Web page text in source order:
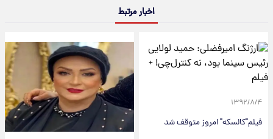
اخبار مرتبط
۱۳۹۲/۸/۴
فیلم"کالسکه" امروز متوقف شد